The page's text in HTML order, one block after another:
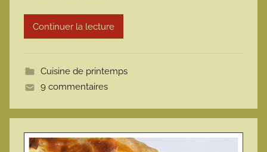
r
m
t
Continuer la lecture
Cuisine de printemps
9 commentaires